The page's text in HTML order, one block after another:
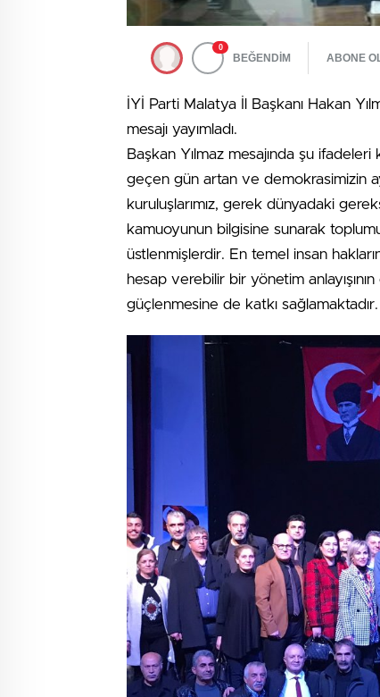
0
BEĞENDİM ABONE
İYİ Parti Malatya İl Başkanı Hakan
mesajı yayımladı.
Başkan Yılmaz mesajında şu
geçen gün artan ve demokrasimizin
kuruluşlarımız, gerek dünyadaki
kamuoyunun bilgisine sunarak
üstlenmişlerdir. En temel insan
hesap verebilir bir yönetim
güçlenmesine de katkı sağlamaktadır.